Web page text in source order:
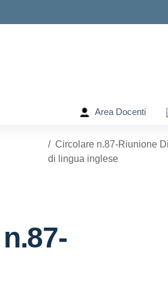
Area Docenti
Circolare n.87-Riunione
di lingua inglese